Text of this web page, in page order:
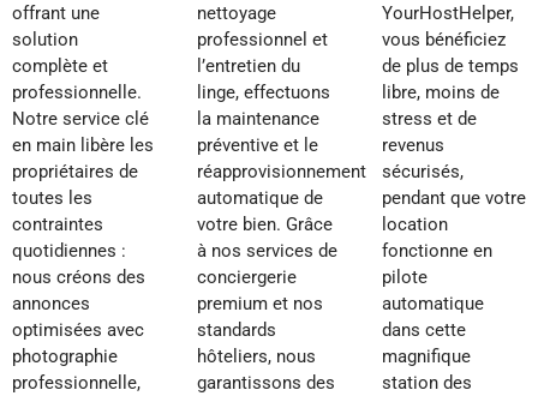
offrant une
solution
complète et
professionnelle.
Notre service clé
en main libère les
propriétaires de
toutes les
contraintes
quotidiennes :
nous créons des
annonces
optimisées avec
photographie
professionnelle,
nettoyage
professionnel et
l’entretien du
linge, effectuons
la maintenance
préventive et le
réapprovisionnement
automatique de
votre bien. Grâce
à nos services de
conciergerie
premium et nos
standards
hôteliers, nous
garantissons des
YourHostHelper,
vous bénéficiez
de plus de temps
libre, moins de
stress et de
revenus
sécurisés,
pendant que votre
location
fonctionne en
pilote
automatique
dans cette
magnifique
station des